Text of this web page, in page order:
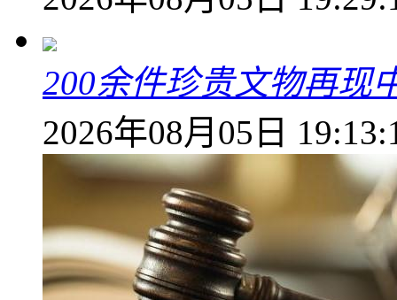
200余件珍贵文物再现
2026年08月05日